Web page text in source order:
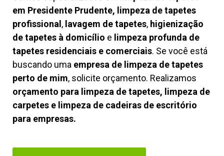
em Presidente Prudente, limpeza de tapetes
profissional , lavagem de tapetes, higienização
de tapetes à domicílio e limpeza profunda de
tapetes residenciais e comerciais. Se você está
buscando uma empresa de limpeza de tapetes
perto de mim, solicite orçamento. Realizamos
orçamento para limpeza de tapetes, limpeza de
carpetes e limpeza de cadeiras de escritório
para empresas.